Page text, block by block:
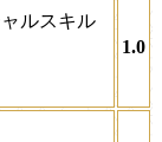
ャルスキル
1.0